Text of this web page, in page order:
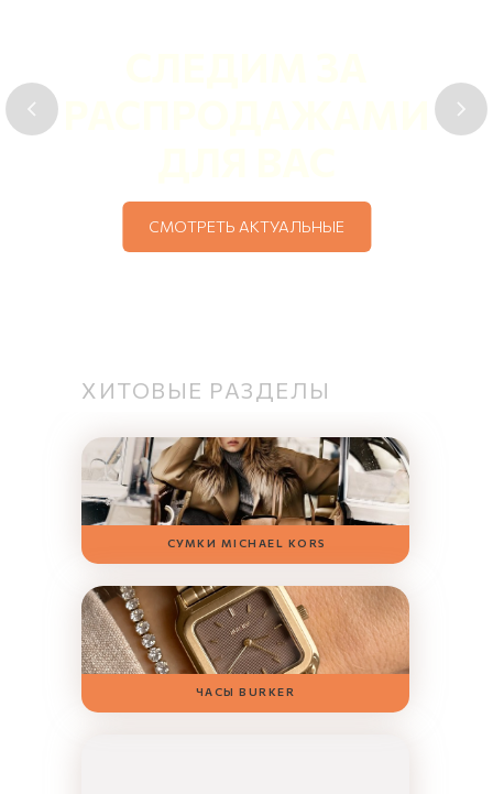
20%
ЗА ПЕРВЫЙ
К ПОКУПКАМ
ХИТОВЫЕ РАЗДЕЛЫ
СУМКИ MICHAEL KORS
ЧАСЫ BURKER